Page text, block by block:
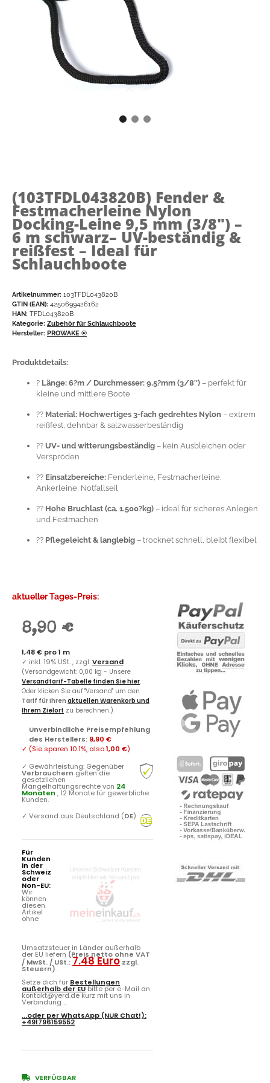
(103TFDL043820B) Fender &
Festmacherleine Nylon
Docking-Leine 9,5 mm (3/8") –
6 m schwarz– UV-beständig &
reißfest – Ideal für
Schlauchboote
Artikelnummer: 103TFDL043820B
GTIN (EAN): 4250699426162
HAN: TFDL043820B
Kategorie: Zubehör für Schlauchboote
Hersteller: PROWAKE ®
Produktdetails:
? Länge: 6?m / Durchmesser: 9,5?mm (3/8″) – perfekt für
kleine und mittlere Boote
?? Material: Hochwertiges 3-fach gedrehtes Nylon – extrem
reißfest, dehnbar & salzwasserbeständig
?? UV- und witterungsbeständig – kein Ausbleichen oder
Verspröden
?? Einsatzbereiche: Fenderleine, Festmacherleine,
Ankerleine, Notfallseil
?? Hohe Bruchlast (ca. 1.500?kg) – ideal für sicheres Anlegen
und Festmachen
?? Pflegeleicht & langlebig – trocknet schnell, bleibt flexibel
aktueller Tages-Preis:
8,90 €
1,48 € pro 1 m
✓ inkl. 19% USt. , zzgl.Versand
(Versandgewicht: 0,00 kg - Unsere
Versandtarif-Tabelle finden Sie hier.
Oder klicken Sie auf "Versand" um den
Tarif für Ihren aktuellen Warenkorb und
Ihrem Zielort zu berechnen.)
Unverbindliche Preisempfehlung
des Herstellers: 9,90 €
✓ (Sie sparen 10.1%, also1,00 €)
✓ Gewährleistung: Gegenüber
Verbrauchern gelten die
gesetzlichen
Mängelhaftungsrechte von 24
Monaten , 12 Monate für gewerbliche
Kunden.
✓ Versand aus Deutschland (DE)
Für
Kunden
in der
Schweiz
oder
Non-EU:
Wir
können
diesen
Artikel
ohne
Umsatzsteuer in Länder außerhalb
der EU liefern (Preis netto ohne VAT
/ MwSt. / USt.:7.48 Euro zzgl.
Steuern) .
Setze dich für Bestellungen
außerhalb der EUbitte per e-Mail an
kontakt@yerd.de kurz mit uns in
Verbindung ...
...oder perWhatsApp (NUR Chat!):
+491796159552
VERFÜGBAR